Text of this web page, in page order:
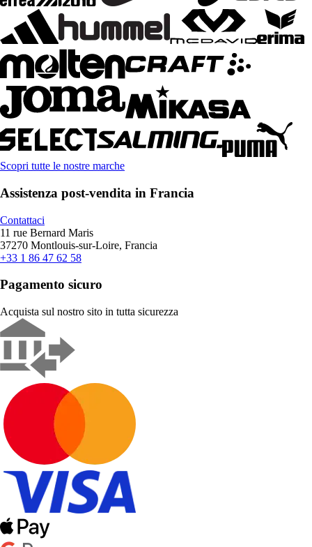
Scopri tutte le nostre marche
Assistenza post-vendita in Francia
Contattaci
11 rue Bernard Maris
37270 Montlouis-sur-Loire, Francia
+33 1 86 47 62 58
Pagamento sicuro
Acquista sul nostro sito in tutta sicurezza